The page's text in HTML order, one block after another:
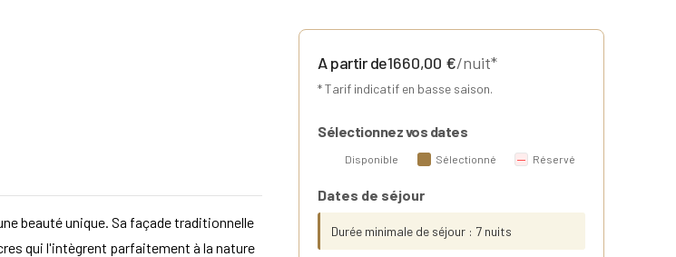
beauté unique. Sa façade traditionnelle
qui l'intègrent parfaitement à la nature
A partir de1660,00 €/nuit*
* Tarif indicatif en basse saison.
Sélectionnez vos dates
Disponible Sélectionné Réservé
Dates de séjour
Durée minimale de séjour : 7 nuits